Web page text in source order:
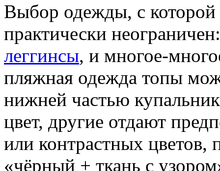
Выбор одежды, с
практически
леггинсы, и многое-
пляжная одежда топы
нижней частью
цвет, другие отдают
или контрастных цветов,
«чёрный + ткань с